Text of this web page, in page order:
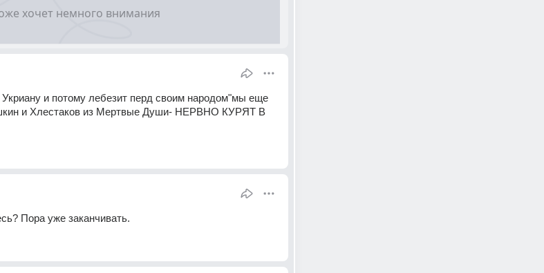
Укриану и потому лебезит перд своим народом"мы еще
и Хлестаков из Мертвые Души- НЕРВНО КУРЯТ В
Пора уже заканчивать.